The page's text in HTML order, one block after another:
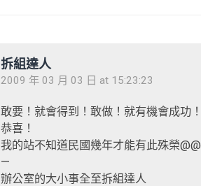
拆組達人
2009 年 03 月 03 日 at 15:23:23
敢要！就會得到！敢做！就有機會成功！
恭喜！
我的站不知道民國幾年才能有此殊榮@@
—
辦公室的大小事全至拆組達人